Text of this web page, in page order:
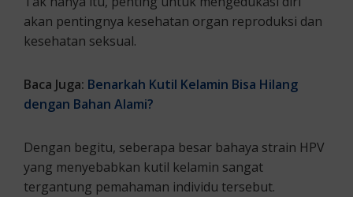
akan pentingnya kesehatan organ reproduksi dan
kesehatan seksual.
Baca Juga: Benarkah Kutil Kelamin Bisa Hilang
dengan Bahan Alami?
Dengan begitu, seberapa besar bahaya strain HPV
yang menyebabkan kutil kelamin sangat
tergantung pemahaman individu tersebut.